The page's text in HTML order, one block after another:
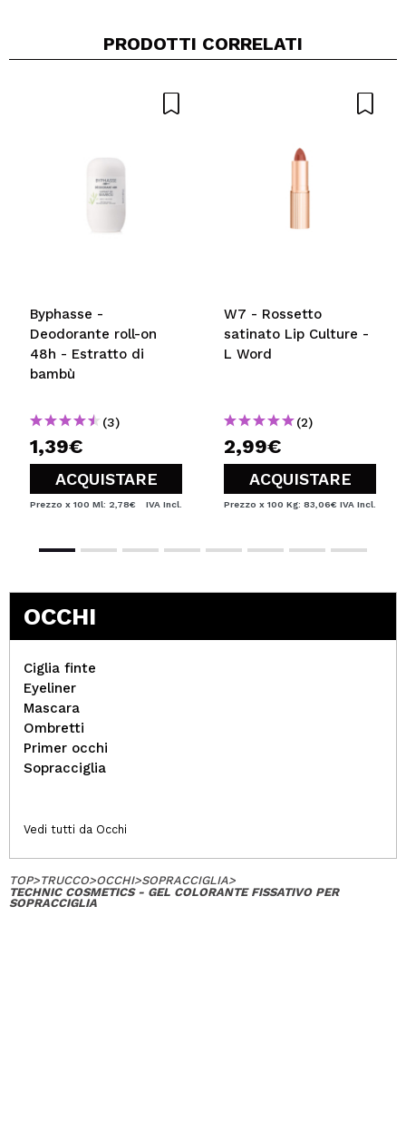
Condividi un video o una foto
PRODOTTI CORRELATI
Byphasse -
Deodorante roll-on
48h - Estratto di
bambù
(3)
1,39€
ACQUISTARE
Prezzo x 100 Ml: 2,78€ IVA Incl.
W7 - Rossetto
satinato Lip Culture -
L Word
(2)
2,99€
ACQUISTARE
Prezzo x 100 Kg: 83,06€ IVA Incl.
OCCHI
Ciglia finte
Eyeliner
Mascara
Ombretti
Primer occhi
Sopracciglia
Vedi tutti da Occhi
TOP>TRUCCO>OCCHI>SOPRACCIGLIA>
TECHNIC COSMETICS - GEL COLORANTE FISSATIVO PER
SOPRACCIGLIA